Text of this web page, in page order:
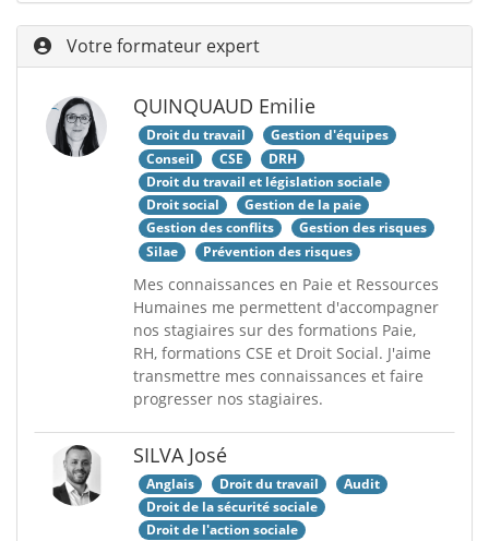
Votre formateur expert
QUINQUAUD Emilie
Droit du travail
Gestion d'équipes
Conseil
CSE
DRH
Droit du travail et législation sociale
Droit social
Gestion de la paie
Gestion des conflits
Gestion des risques
Silae
Prévention des risques
Mes connaissances en Paie et Ressources
Humaines me permettent d'accompagner
nos stagiaires sur des formations Paie,
RH, formations CSE et Droit Social. J'aime
transmettre mes connaissances et faire
progresser nos stagiaires.
SILVA José
Anglais Droit du travail
Audit
Droit de la sécurité sociale
Droit de l'action sociale